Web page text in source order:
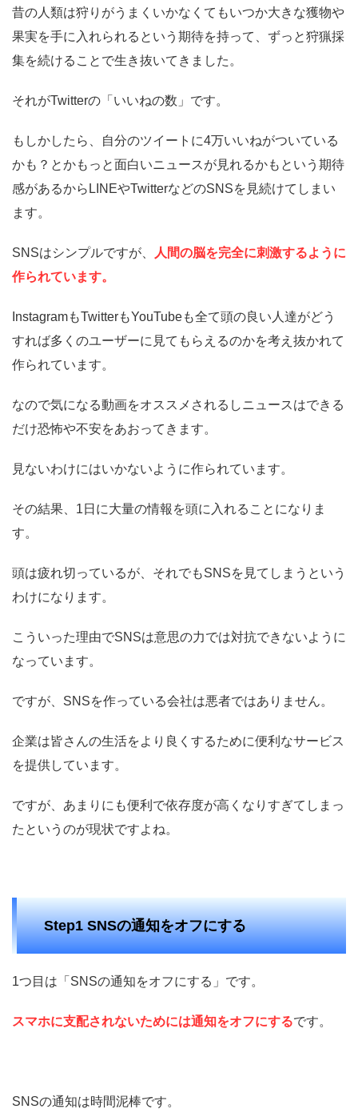
昔の人類は狩りがうまくいかなくてもいつか大きな獲物や
果実を手に入れられるという期待を持って、ずっと狩猟採
集を続けることで生き抜いてきました。
それがTwitterの「いいねの数」です。
もしかしたら、自分のツイートに4万いいねがついている
かも？とかもっと面白いニュースが見れるかもという期待
感があるからLINEやTwitterなどのSNSを見続けてしまい
ます。
SNSはシンプルですが、
人間の脳を完全に刺激するように
作られています。
InstagramもTwitterもYouTubeも全て頭の良い人達がどう
すれば多くのユーザーに見てもらえるのかを考え抜かれて
作られています。
なので気になる動画をオススメされるしニュースはできる
だけ恐怖や不安をあおってきます。
見ないわけにはいかないように作られています。
その結果、1日に大量の情報を頭に入れることになりま
す。
頭は疲れ切っているが、それでもSNSを見てしまうという
わけになります。
こういった理由でSNSは意思の力では対抗できないように
なっています。
ですが、SNSを作っている会社は悪者ではありません。
企業は皆さんの生活をより良くするために便利なサービス
を提供しています。
ですが、あまりにも便利で依存度が高くなりすぎてしまっ
たというのが現状ですよね。
Step1 SNSの通知をオフにする
1つ目は「SNSの通知をオフにする」です。
スマホに支配されないためには通知をオフにするです。
SNSの通知は時間泥棒です。